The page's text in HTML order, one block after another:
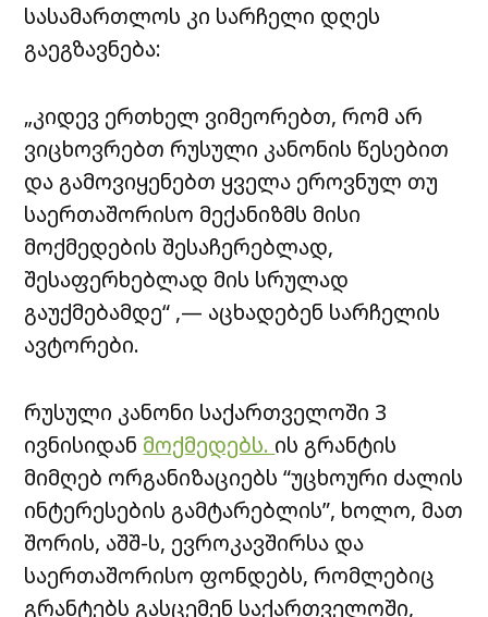
სასამართლოს კი სარჩელი დღეს
გაეგზავნება:
„კიდევ ერთხელ ვიმეორებთ, რომ არ
ვიცხოვრებთ რუსული კანონის წესებით
და გამოვიყენებთ ყველა ეროვნულ თუ
საერთაშორისო მექანიზმს მისი
მოქმედების შესაჩერებლად,
შესაფერხებლად მის სრულად
გაუქმებამდე“ ,— აცხადებენ სარჩელის
ავტორები.
რუსული კანონი საქართველოში 3
ივნისიდან მოქმედებს. ის გრანტის
მიმღებ ორგანიზაციებს “უცხოური ძალის
ინტერესების გამტარებლის”, ხოლო, მათ
შორის, აშშ-ს, ევროკავშირსა და
საერთაშორისო ფონდებს, რომლებიც
გრანტებს გასცემენ საქართველოში,